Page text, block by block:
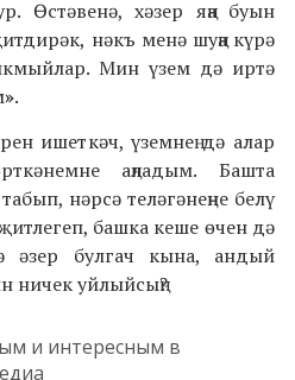
Өстәвенә, хәзер яңа буын
нәкъ менә шуңа күрә
Мин үзем дә иртә
».
ишеткәч, үземнең дә алар
аңладым. Башта
нәрсә теләгәнеңне белү
башка кеше өчен дә
әзер булгач кына, андый
ничек уйлыйсың?
и интересным в